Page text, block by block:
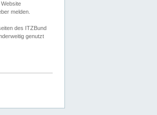
melden.
des ITZBund
genutzt